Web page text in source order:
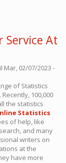
Service At
il Mar, 02/07/2023 -
of Statistics
100,000
the statistics
Statistics
of help, like
and many
writers on
at the
have more